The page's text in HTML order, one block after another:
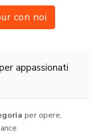
con noi
appassionati
per opere,